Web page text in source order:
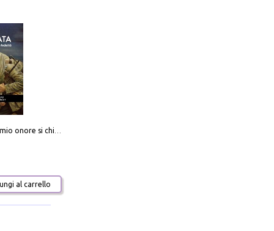
Camerata. Il mio onore si chiama fedeltà
al carrello